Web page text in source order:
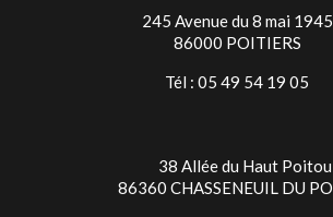
245 Avenue du 8 mai 1945
86000 POITIERS
Tél : 05 49 54 19 05
38 Allée du Haut Poitou
86360 CHASSENEUIL DU